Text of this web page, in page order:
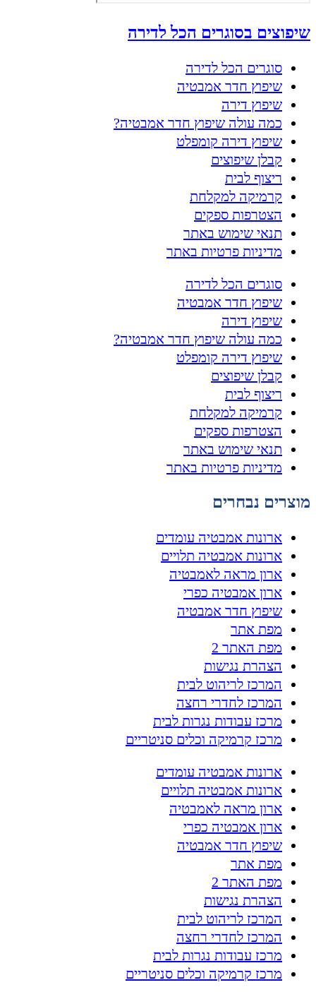
שיפוצים בסוגרים הכל לדירה
סוגרים הכל לדירה
שיפוץ חדר אמבטיה
שיפוץ דירה
כמה עולה שיפוץ חדר אמבטיה?
שיפוץ דירה קומפלט
קבלן שיפוצים
ריצוף לבית
קרמיקה למקלחת
הצטרפות ספקים
תנאי שימוש באתר
מדיניות פרטיות באתר
סוגרים הכל לדירה
שיפוץ חדר אמבטיה
שיפוץ דירה
כמה עולה שיפוץ חדר אמבטיה?
שיפוץ דירה קומפלט
קבלן שיפוצים
ריצוף לבית
קרמיקה למקלחת
הצטרפות ספקים
תנאי שימוש באתר
מדיניות פרטיות באתר
מוצרים נבחרים
ארונות אמבטיה עומדים
ארונות אמבטיה תלויים
ארון מראה לאמבטיה
ארון אמבטיה כפרי
שיפוץ חדר אמבטיה
מפת אתר
מפת האתר 2
הצהרת נגישות
המרכז לריהוט לבית
המרכז לחדרי רחצה
מרכז עבודות נגרות לבית
מרכז קרמיקה וכלים סניטריים
ארונות אמבטיה עומדים
ארונות אמבטיה תלויים
ארון מראה לאמבטיה
ארון אמבטיה כפרי
שיפוץ חדר אמבטיה
מפת אתר
מפת האתר 2
הצהרת נגישות
המרכז לריהוט לבית
המרכז לחדרי רחצה
מרכז עבודות נגרות לבית
מרכז קרמיקה וכלים סניטריים